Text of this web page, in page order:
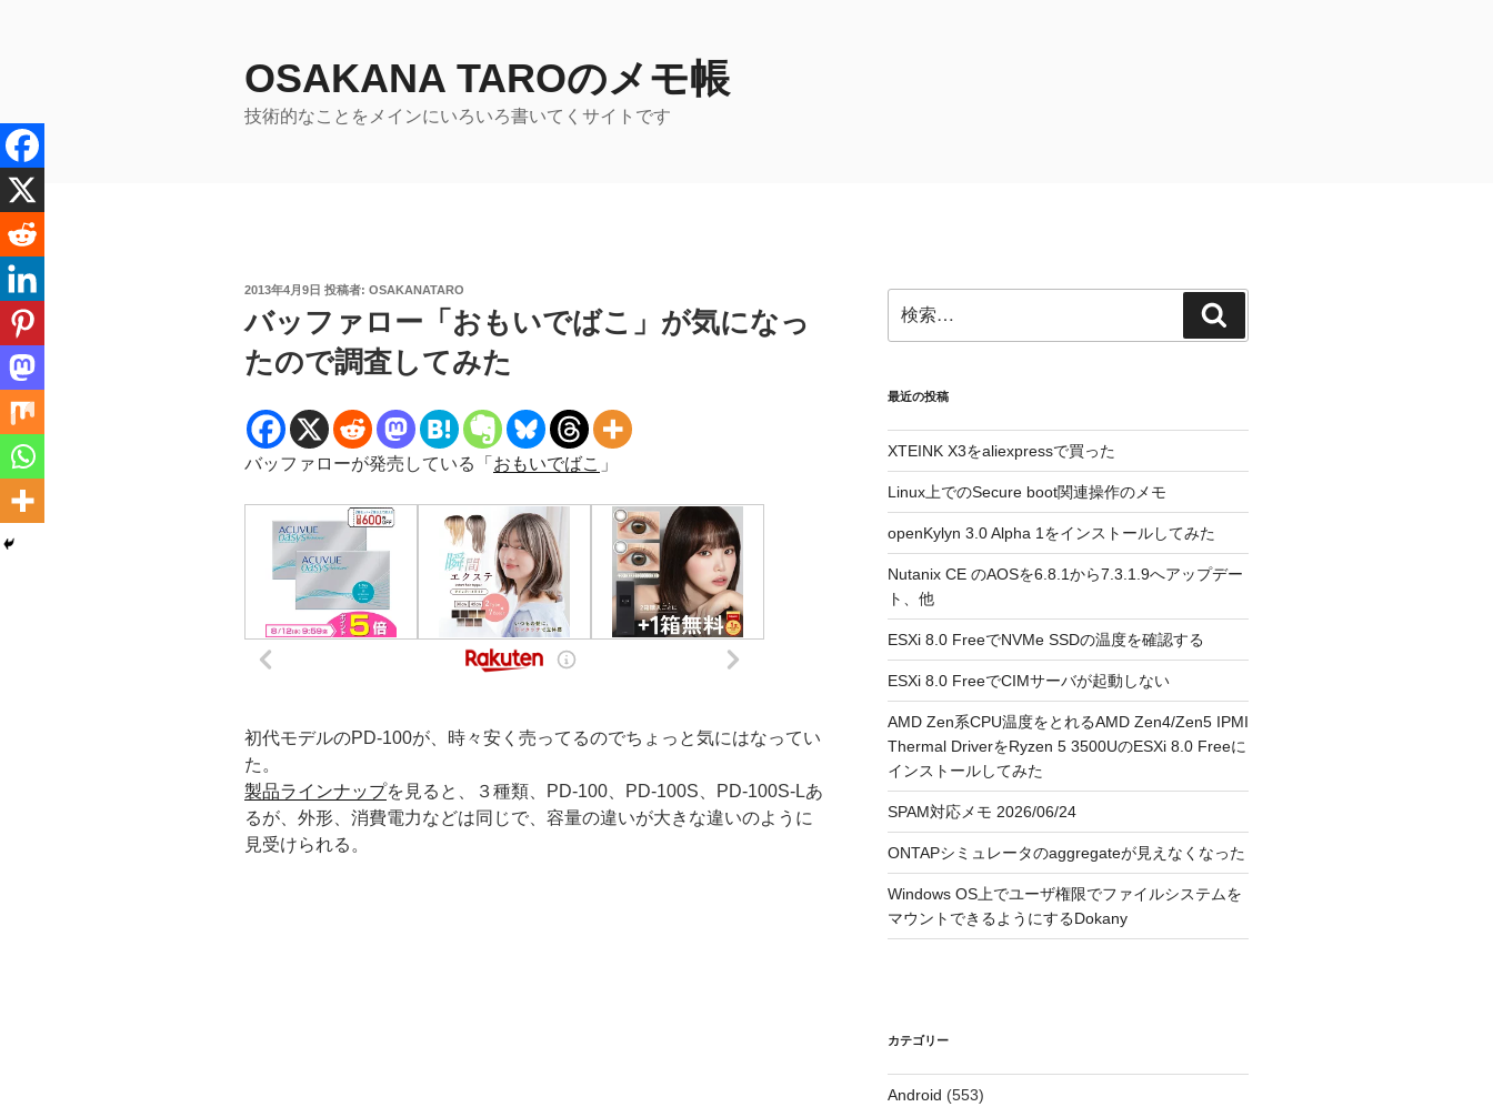
へ
ス
キ
プ
OSAKANA TAROのメモ帳
技術的なことをメインにいろいろ書いてくサイトです
投
日:
2013年4月9日 投稿者: OSAKANATARO
バッファロー「おもいでばこ」が気になっ
たので調査してみた
バッファローが発売している「 おもいでばこ 」
初代モデルのPD-100が、時々安く売ってるのでちょっと気にはなってい
た。
製品ラインナップを見ると、３種類、PD-100、PD-100S、PD-100S-Lあ
るが、外形、消費電力などは同じで、容量の違いが大きな違いのように
見受けられる。
索:
索
最近の投稿
XTEINK X3をaliexpressで買った
Linux上でのSecure boot関連操作のメモ
openKylyn 3.0 Alpha 1をインストールしてみた
Nutanix CE のAOSを6.8.1から7.3.1.9へアップデー
ト、他
ESXi 8.0 FreeでNVMe SSDの温度を確認する
ESXi 8.0 FreeでCIMサーバが起動しない
AMD Zen系CPU温度をとれるAMD Zen4/Zen5 IPMI
Thermal DriverをRyzen 5 3500UのESXi 8.0 Freeに
インストールしてみた
SPAM対応メモ 2026/06/24
ONTAPシミュレータのaggregateが見えなくなった
Windows OS上でユーザ権限でファイルシステムを
マウントできるようにするDokany
カテゴリー
Android (553)